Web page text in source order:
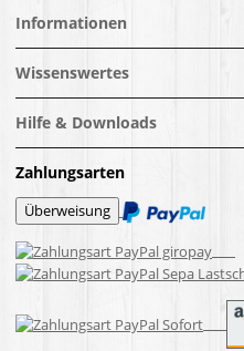
Informationen
Wissenswertes
Hilfe & Downloads
Zahlungsarten